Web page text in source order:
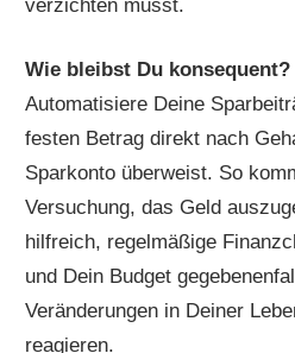
verzichten musst.
Wie bleibst Du konsequent?
Automatisiere Deine
festen Betrag direkt nach
Sparkonto überweist. So
Versuchung, das Geld
hilfreich, regelmäßige
und Dein Budget
Veränderungen in Deiner
reagieren.